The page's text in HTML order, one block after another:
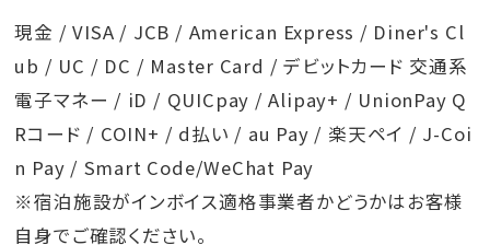
現金 / VISA / JCB / American Express / Diner's Cl
ub / UC / DC / Master Card / デビットカード 交通系
電子マネー / iD / QUICpay / Alipay+ / UnionPay Q
Rコード / COIN+ / d払い / au Pay / 楽天ペイ / J-Coi
n Pay / Smart Code/WeChat Pay
※宿泊施設がインボイス適格事業者かどうかはお客様
自身でご確認ください。